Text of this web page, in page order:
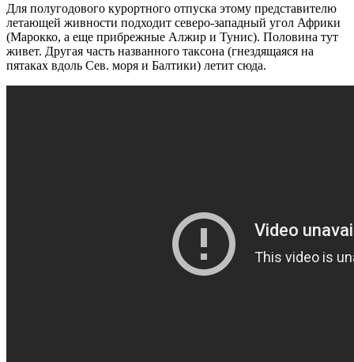
Для полугодового курортного отпуска этому представителю
летающей живности подходит северо-западный угол Африки
(Марокко, а еще прибрежные Алжир и Тунис). Половина тут
живет. Другая часть названного таксона (гнездящаяся на
пятаках вдоль Сев. моря и Балтики) летит сюда.